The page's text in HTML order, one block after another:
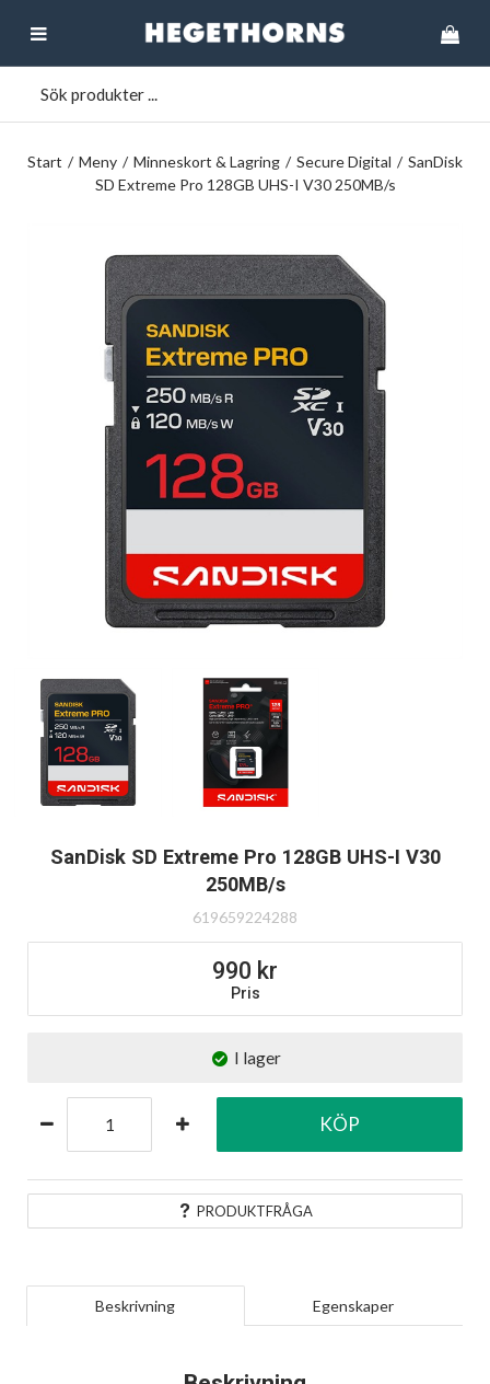
Start / Meny / Minneskort & Lagring / Secure Digital / SanDisk
SD Extreme Pro 128GB UHS-I V30 250MB/s
SanDisk SD Extreme Pro 128GB UHS-I V30
250MB/s
619659224288
Pris
990
I lager
PRODUKTFRÅGA
KÖP
Beskrivning Egenskaper